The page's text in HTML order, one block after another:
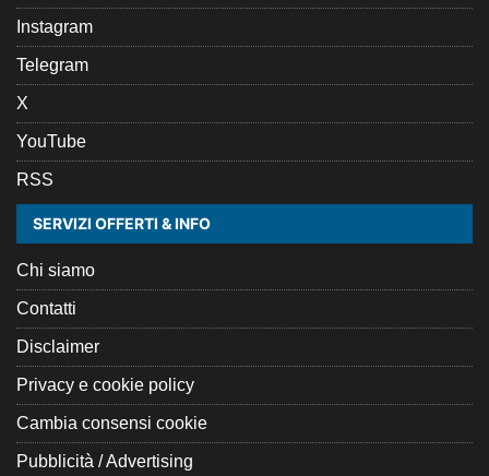
Instagram
Telegram
X
YouTube
RSS
SERVIZI OFFERTI & INFO
Chi siamo
Contatti
Disclaimer
Privacy e cookie policy
Cambia consensi cookie
Pubblicità / Advertising